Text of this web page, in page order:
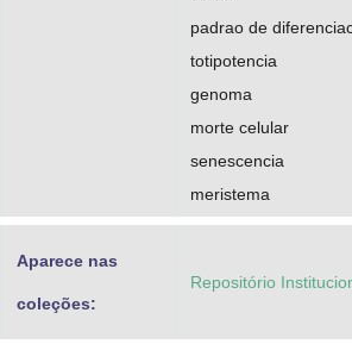
padrao de
totipotencia
genoma
morte celular
senescencia
meristema
Aparece nas
coleções:
Repositório